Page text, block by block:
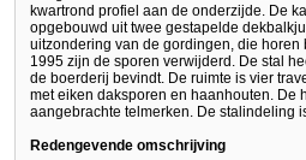
kwartrond profiel aan de onderzijde. De
opgebouwd uit twee gestapelde
uitzondering van de gordingen, die
1995 zijn de sporen verwijderd. De stal
de boerderij bevindt. De ruimte is vier
met eiken daksporen en haanhouten. De
aangebrachte telmerken. De stalindeling
Redengevende omschrijving